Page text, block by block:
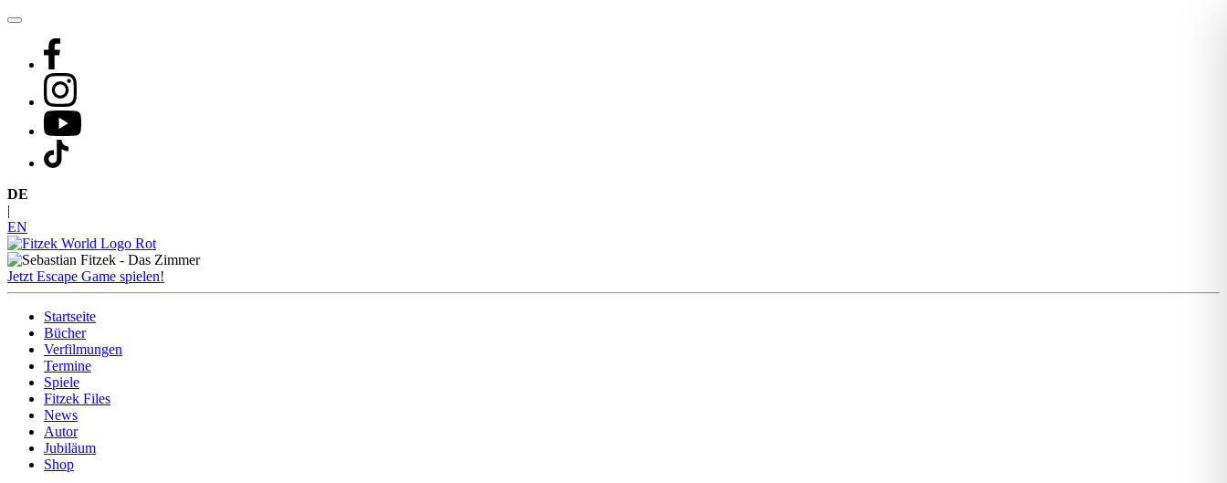
Zum
springen
DE
EN
Jetzt Escape Game spielen!
Startseite
Bücher
Verfilmungen
Termine
Spiele
Fitzek Files
News
Autor
Jubiläum
Shop